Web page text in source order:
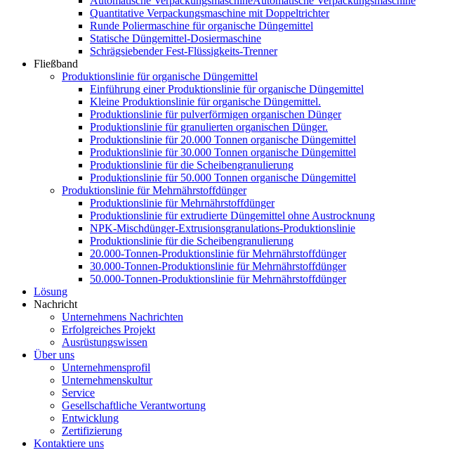
Quantitative Verpackungsmaschine mit Doppeltrichter
Runde Poliermaschine für organische Düngemittel
Statische Düngemittel-Dosiermaschine
Schrägsiebender Fest-Flüssigkeits-Trenner
Fließband
Produktionslinie für organische Düngemittel
Einführung einer Produktionslinie für organische Düngemittel
Kleine Produktionslinie für organische Düngemittel.
Produktionslinie für pulverförmigen organischen Dünger
Produktionslinie für granulierten organischen Dünger.
Produktionslinie für 20.000 Tonnen organische Düngemittel
Produktionslinie für 30.000 Tonnen organische Düngemittel
Produktionslinie für die Scheibengranulierung
Produktionslinie für 50.000 Tonnen organische Düngemittel
Produktionslinie für Mehrnährstoffdünger
Produktionslinie für Mehrnährstoffdünger
Produktionslinie für extrudierte Düngemittel ohne Austrocknung
NPK-Mischdünger-Extrusionsgranulations-Produktionslinie
Produktionslinie für die Scheibengranulierung
20.000-Tonnen-Produktionslinie für Mehrnährstoffdünger
30.000-Tonnen-Produktionslinie für Mehrnährstoffdünger
50.000-Tonnen-Produktionslinie für Mehrnährstoffdünger
Lösung
Nachricht
Unternehmens Nachrichten
Erfolgreiches Projekt
Ausrüstungswissen
Über uns
Unternehmensprofil
Unternehmenskultur
Service
Gesellschaftliche Verantwortung
Entwicklung
Zertifizierung
Kontaktiere uns